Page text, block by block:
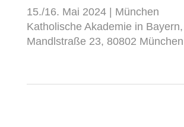
15./16. Mai 2024 | München
Katholische Akademie in Bayern,
Mandlstraße 23, 80802 München